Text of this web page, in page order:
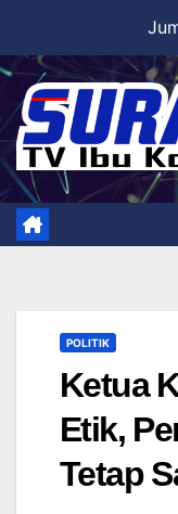
content
POLITIK
Ketua
Etik,
Tetap